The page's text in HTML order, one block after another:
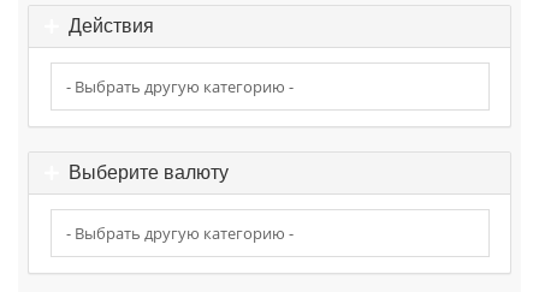
Действия
Выберите валюту